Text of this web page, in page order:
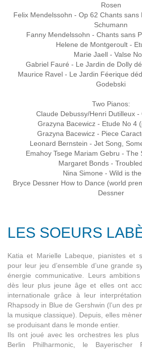
Rosen
Felix Mendelssohn - Op 62 Chants sans
Schumann
Fanny Mendelssohn - Chants sans
Helene de Montgeroult -
Marie Jaell - Valse
Gabriel Fauré - Le Jardin de Dolly
Maurice Ravel - Le Jardin Féerique
Godebski
Two Pianos:
Claude Debussy/Henri Dutilleux -
Grazyna Bacewicz - Etude No 4
Grazyna Bacewicz - Piece
Leonard Bernstein - Jet Song,
Emahoy Tsege Mariam Gebru - The
Margaret Bonds -
Nina Simone - Wild is
Bryce Dessner How to Dance (world
Dessner
LES SOEURS
Katia et Marielle Labeque, pianistes et
pour leur jeu d’ensemble d’une grande
énergie communicative. Leurs
dès leur plus jeune âge et elles ont
internationale grâce à leur
Rhapsody in Blue de Gershwin (l’un des
la musique classique). Depuis, elles
se produisant dans le monde entier.
Ils ont joué avec les orchestres les plus
Berlin Philharmonic, le Bayerischer